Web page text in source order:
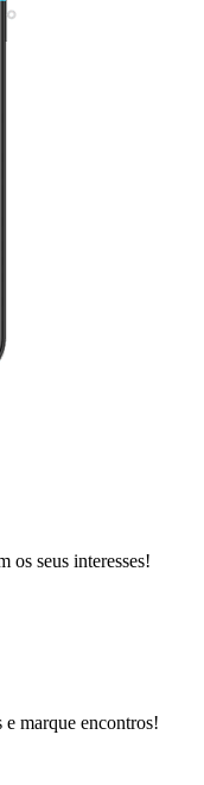
os seus interesses!
e marque encontros!